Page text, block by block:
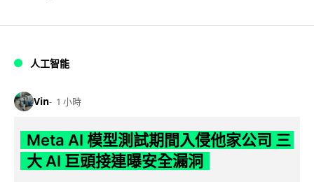
人工智能
Vin 1 小時
Meta AI 模型測試期間入侵他家公司 三
大 AI 巨頭接連曝安全漏洞